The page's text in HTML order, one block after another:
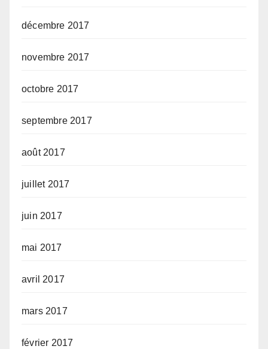
décembre 2017
novembre 2017
octobre 2017
septembre 2017
août 2017
juillet 2017
juin 2017
mai 2017
avril 2017
mars 2017
février 2017